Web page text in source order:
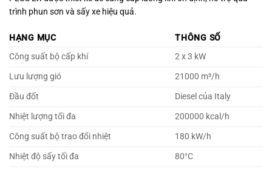
trình phun sơn và sấy xe hiệu quả.
HẠNG MỤC
THÔNG SỐ
Công suất bộ cấp khí
2 x 3 kW
Lưu lượng gió
21000 m³/h
Đầu đốt
Diesel của Italy
Nhiệt lượng tối đa
200000 kcal/h
Công suất bộ trao đổi nhiệt
180 kW/h
Nhiệt độ sấy tối đa
80°C